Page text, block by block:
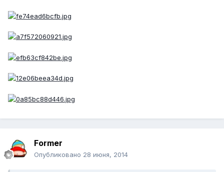
Former
Опубликовано 28 июня, 2014